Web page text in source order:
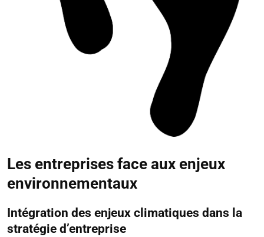
Les entreprises face aux enjeux
environnementaux
Intégration des enjeux climatiques dans la
stratégie d’entreprise